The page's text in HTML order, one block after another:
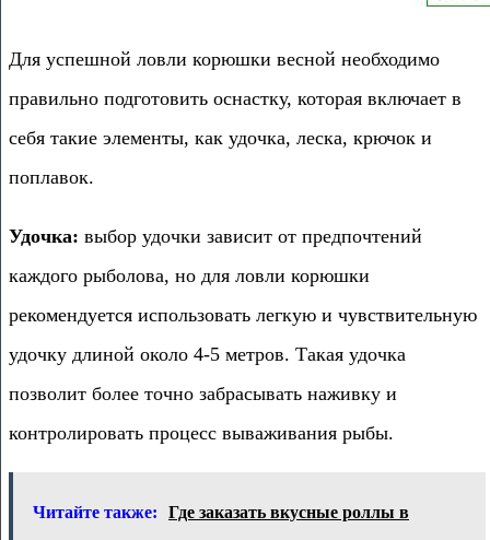
Для успешной ловли корюшки весной необходимо
правильно подготовить оснастку, которая включает в
себя такие элементы, как удочка, леска, крючок и
поплавок.
Удочка: выбор удочки зависит от предпочтений
каждого рыболова, но для ловли корюшки
рекомендуется использовать легкую и чувствительную
удочку длиной около 4-5 метров. Такая удочка
позволит более точно забрасывать наживку и
контролировать процесс вываживания рыбы.
Читайте также: Где заказать вкусные роллы в